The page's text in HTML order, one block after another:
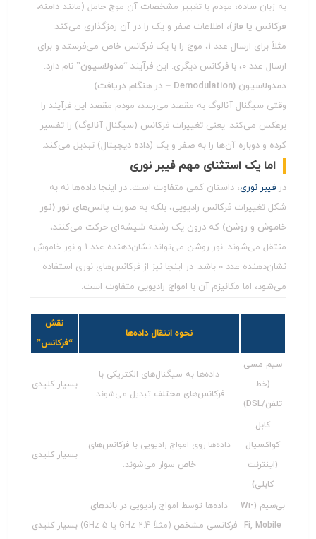
به زبان ساده، مودم با تغییر مشخصات آن موج حامل (مانند دامنه،
فرکانس یا فاز)، اطلاعات صفر و یک را در آن رمزگذاری می‌کند.
مثلاً برای ارسال عدد ۱، موج را با یک فرکانس خاص می‌فرستد و برای
ارسال عدد ۰، با فرکانس دیگری. این فرآیند
“مدولاسیون” نام دارد.
دمدولاسیون (Demodulation – در هنگام دریافت)
وقتی سیگنال آنالوگ به مقصد می‌رسد، مودم مقصد این فرآیند را
برعکس می‌کند. یعنی تغییرات فرکانس (سیگنال آنالوگ) را تفسیر
کرده و دوباره آن‌ها را به صفر و یک (داده دیجیتال) تبدیل می‌کند.
اما یک استثنای مهم فیبر نوری
در فیبر نوری، داستان کمی متفاوت است. در اینجا داده‌ها نه به
شکل تغییرات فرکانس رادیویی، بلکه به صورت پالس‌های نور (نور
خاموش و روشن) که درون یک رشته شیشه‌ای حرکت می‌کنند،
منتقل می‌شوند. نور روشن می‌تواند نشان‌دهنده عدد ۱ و نور خاموش
نشان‌دهنده عدد ۰ باشد. در اینجا نیز از فرکانس‌های نوری استفاده
می‌شود، اما مکانیزم آن با امواج رادیویی متفاوت است.
نحوه انتقال داده‌ها
نقش
“فرکانس”
سیم مسی
(خط
تلفن/DSL)
داده‌ها به سیگنال‌های الکتریکی با
فرکانس‌های مختلف تبدیل می‌شوند.
بسیار کلیدی
کابل
کواکسیال
(اینترنت
کابلی)
داده‌ها روی امواج رادیویی با فرکانس‌های
خاص سوار می‌شوند.
بسیار کلیدی
بی‌سیم (Wi-
Fi, Mobile
داده‌ها توسط امواج رادیویی در باندهای
فرکانسی مشخص
(مثلاً 2.4 GHz یا 5 GHz) بسیار کلیدی